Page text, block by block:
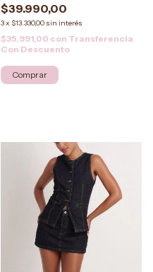
$39.990,00
3x $13.330,00 sin interés
$35.991,00 con Transferencia
Con Descuento
Comprar